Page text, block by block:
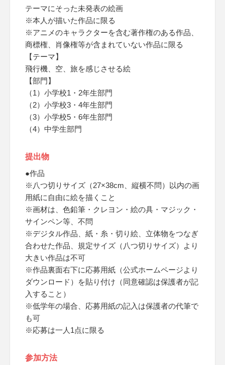
テーマにそった未発表の絵画
※本人が描いた作品に限る
※アニメのキャラクターを含む著作権のある作品、
商標権、肖像権等が含まれていない作品に限る
【テーマ】
飛行機、空、旅を感じさせる絵
【部門】
（1）小学校1・2年生部門
（2）小学校3・4年生部門
（3）小学校5・6年生部門
（4）中学生部門
提出物
●作品
※八つ切りサイズ（27×38cm、縦横不問）以内の画
用紙に自由に絵を描くこと
※画材は、色鉛筆・クレヨン・絵の具・マジック・
サインペン等、不問
※デジタル作品、紙・糸・切り絵、立体物をつなぎ
合わせた作品、規定サイズ（八つ切りサイズ）より
大きい作品は不可
※作品裏面右下に応募用紙（公式ホームページより
ダウンロード）を貼り付け（同意確認は保護者が記
入すること）
※低学年の場合、応募用紙の記入は保護者の代筆で
も可
※応募は一人1点に限る
参加方法